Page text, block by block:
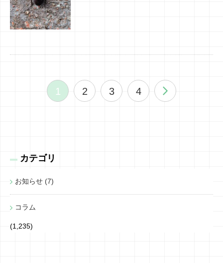
1 2 3 4
カテゴリ
お知らせ (7)
コラム
(1,235)